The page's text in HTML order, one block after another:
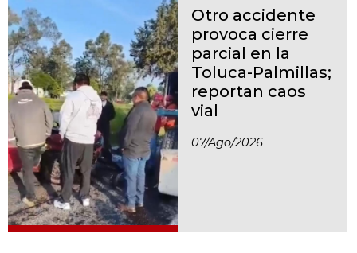
Otro accidente
provoca cierre
parcial en la
Toluca-Palmillas;
reportan caos
vial
07/ago/2026